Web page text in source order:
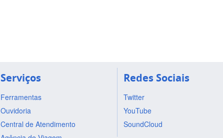
Serviços
Ferramentas
Ouvidoria
Central de Atendimento
Redes Sociais
Twitter
YouTube
SoundCloud